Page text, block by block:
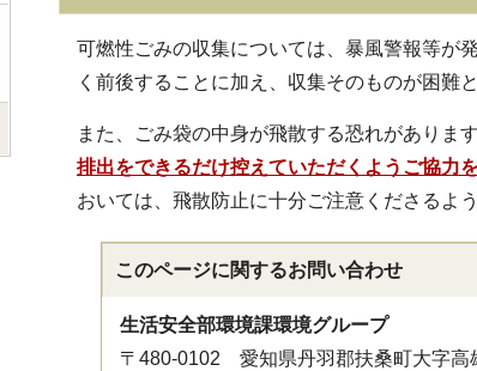
可燃性ごみの収集については、暴風警報等が
く前後することに加え、収集そのものが困難
また、ごみ袋の中身が飛散する恐れがあります
排出をできるだけ控えていただくようご協力
おいては、飛散防止に十分ご注意くださるよ
このページに関するお問い合わせ
生活安全部環境課環境グループ
〒480-0102 愛知県丹羽郡扶桑町大字高